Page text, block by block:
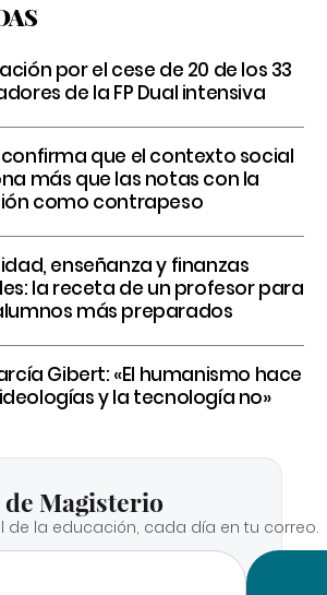
por el cese de 20 de los 33
de la FP Dual intensiva
confirma que el contexto social
más que las notas con la
como contrapeso
enseñanza y finanzas
la receta de un profesor para
más preparados
Gibert: «El humanismo hace
y la tecnología no»
Magisterio
de la educación, cada día en tu correo.